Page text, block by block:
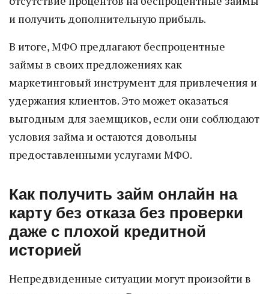
и получить дополнительную прибыль.
В итоге, МФО предлагают беспроцентные
займы в своих предложениях как
маркетинговый инструмент для привлечения и
удержания клиентов. Это может оказаться
выгодным для заемщиков, если они соблюдают
условия займа и остаются довольны
предоставленными услугами МФО.
Как получить займ онлайн на
карту без отказа без проверки
даже с плохой кредитной
историей
Непредвиденные ситуации могут произойти в